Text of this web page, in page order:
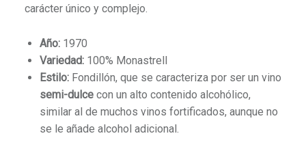
carácter único y complejo.
Año:1970
Variedad:100% Monastrell
Estilo:Fondillón, que se caracteriza por ser un vino
semi-dulcecon un alto contenido alcohólico,
similar al de muchos vinos fortificados, aunque no
se le añade alcohol adicional.